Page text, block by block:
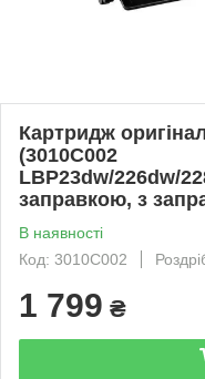
Картридж
(3010C002
LBP23dw/226dw/
заправкою, з
В наявності
Код: 3010C002
1 799 ₴